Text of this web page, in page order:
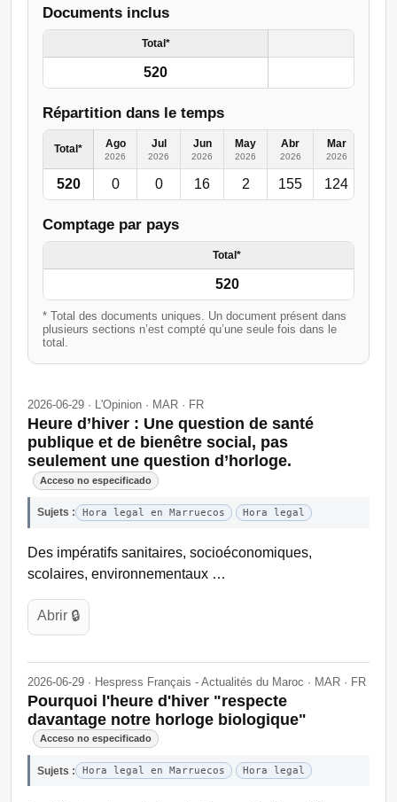
Documents inclus
Total*
520
Répartition dans le temps
Total* Ago
2026
Jul
2026
Jun
2026
May
2026
Abr
2026
Mar
2026
520 0 0 16 2 155 124
Comptage par pays
Total*
520
* Total des documents uniques. Un document présent dans
plusieurs sections n’est compté qu’une seule fois dans le
total.
2026-06-29 · L'Opinion · MAR · FR
Heure d’hiver : Une question de santé
publique et de bienêtre social, pas
seulement une question d’horloge.
Acceso no especificado
Sujets : Hora legal en Marruecos Hora legal
Des impératifs sanitaires, socioéconomiques,
scolaires, environnementaux …
Abrir 🔒
2026-06-29 · Hespress Français - Actualités du Maroc · MAR · FR
Pourquoi l'heure d'hiver "respecte
davantage notre horloge biologique"
Acceso no especificado
Sujets : Hora legal en Marruecos Hora legal